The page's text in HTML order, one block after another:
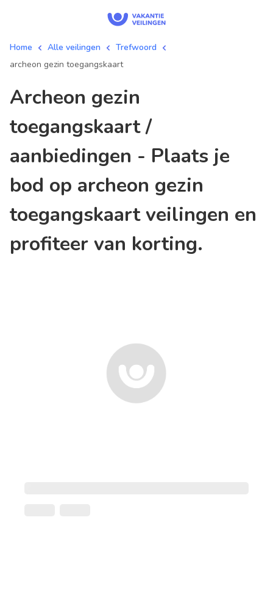
Home Alle veilingen
Trefwoord
archeon gezin toegangskaart
archeon gezin
toegangskaart /
aanbiedingen - Plaats je
bod op archeon gezin
toegangskaart veilingen en
profiteer van korting.